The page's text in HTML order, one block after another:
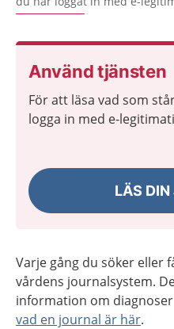
Använd tjänsten
För att läsa vad som
logga in med e-
LÄS
Varje gång du söker eller
vårdens journalsystem.
information om
vad en journal är här.